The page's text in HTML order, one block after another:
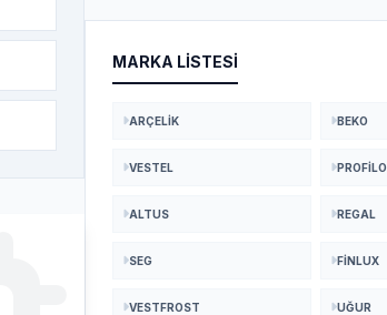
MARKA LISTESI
ARÇELIK BEKO
VESTEL PROFILO
ALTUS REGAL
SEG FINLUX
VESTFROST UĞUR